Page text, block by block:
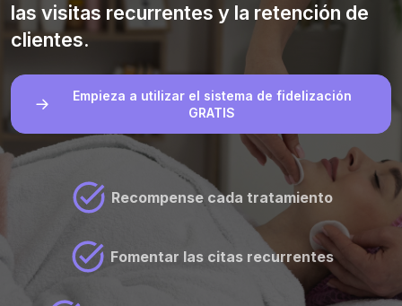
las visitas recurrentes y la retención de
clientes.
Empieza a utilizar el sistema de fidelización
GRATIS
Recompense cada tratamiento
Fomentar las citas recurrentes